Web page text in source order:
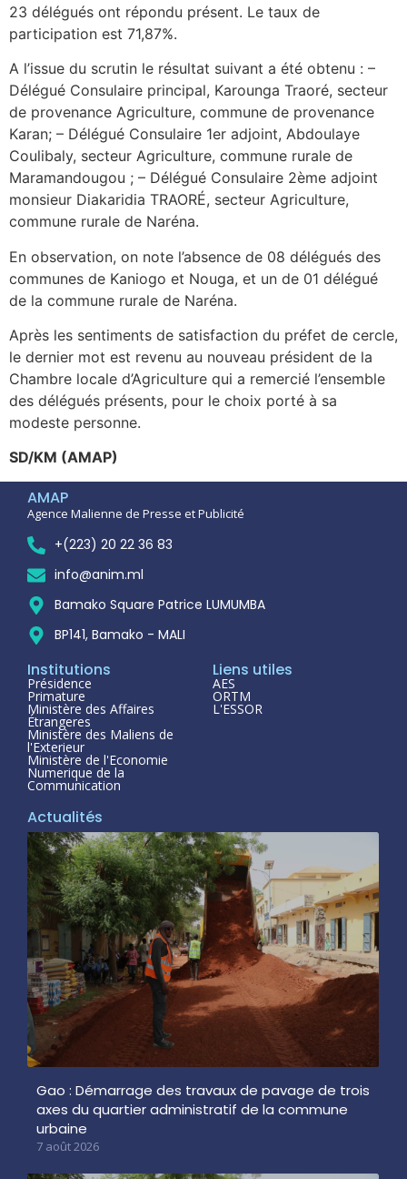
23 délégués ont répondu présent. Le taux de
participation est 71,87%.
A l’issue du scrutin le résultat suivant a été obtenu : –
Délégué Consulaire principal, Karounga Traoré, secteur
de provenance Agriculture, commune de provenance
Karan; – ⁠Délégué Consulaire 1er adjoint, Abdoulaye
Coulibaly, secteur Agriculture, commune rurale de
Maramandougou ; – ⁠Délégué Consulaire 2ème adjoint
monsieur Diakaridia TRAORÉ, secteur Agriculture,
commune rurale de Naréna.
En observation, on note l’absence de 08 délégués des
communes de Kaniogo et Nouga, et un de 01 délégué
de la commune rurale de Naréna.
Après les sentiments de satisfaction du préfet de cercle,
le dernier mot est revenu au nouveau président de la
Chambre locale d’Agriculture qui a remercié l’ensemble
des délégués présents, pour le choix porté à sa
modeste personne.
SD/KM (AMAP)
AMAP
Agence Malienne de Presse et Publicité
+(223) 20 22 36 83
info@anim.ml
Bamako Square Patrice LUMUMBA
BP141, Bamako - MALI
Institutions
Présidence
Primature
Ministère des Affaires
Étrangeres
Ministère des Maliens de
l'Exterieur
Ministère de l'Economie
Numerique de la
Communication
Liens utiles
AES
ORTM
L'ESSOR
Actualités
Gao : Démarrage des travaux de pavage de trois
axes du quartier administratif de la commune
urbaine
7 août 2026